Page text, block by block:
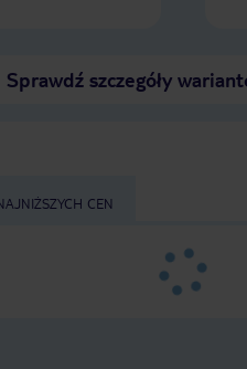
Sprawdź szczegóły
CEN